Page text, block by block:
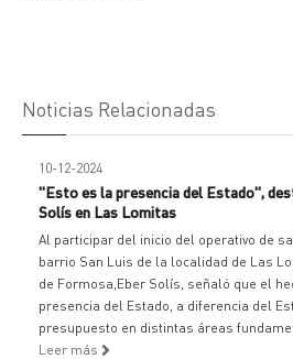
Noticias Relacionadas
10-12-2024
"Esto es la presencia del Estado",
Solís en Las Lomitas
Al participar del inicio del operativo de
barrio San Luis de la localidad de Las
de Formosa,Eber Solís, señaló que el
presencia del Estado, a diferencia del
presupuesto en distintas áreas
Leer más